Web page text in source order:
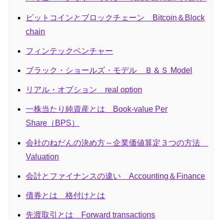
ビットコインとブロックチェーン Bitcoin＆Block
chain
フィンテックベンチャー
ブラック・ショールズ・モデル Ｂ＆Ｓ Model
リアル・オプション real option
一株当たり純資産とは Book-value Per
Share（BPS）
会社のねだんの決め方～企業価値算定３つの方法
Valuation
会計とファイナンスの違い Accounting＆Finance
債券とは 格付けとは
先渡取引とは Forward transactions